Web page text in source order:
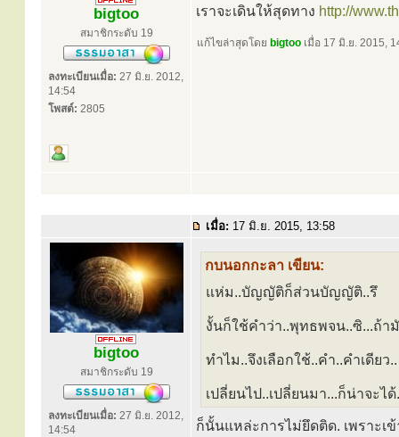
bigtoo
สมาชิกระดับ 19
ลงทะเบียนเมื่อ: 27 มิ.ย. 2012,
14:54
โพสต์: 2805
เราจะเดินให้สุดทาง http://
แก้ไขล่าสุดโดย bigtoo เมื่อ 17 มิ.ย. 2015,
เมื่อ: 17 มิ.ย. 2015, 13:58
bigtoo
สมาชิกระดับ 19
ลงทะเบียนเมื่อ: 27 มิ.ย. 2012,
14:54
กบนอกกะลา เขียน:
แห่ม..บัญญัติก็ส่วนบัญญัติ..รึ
งั้นก็ใช้คำว่า..พุทธพจน..ซิ...ถ้า
ทำไม..จึงเลือกใช้..คำ..คำเดียว..
เปลี่ยนไป..เปลี่ยนมา...ก็น่าจะไ
ก็นั้นแหล่ะการไม่ยึดติด. เพราะเ